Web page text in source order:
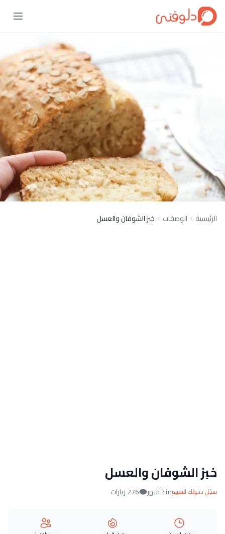
الرئيسية الوصفات خبز الشوفان والعسل
خبز الشوفان والعسل
سجّل دخولك للتقييممنذ شهر 276 زيارات